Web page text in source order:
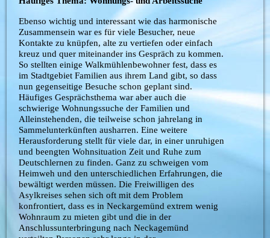
Ebenso wichtig und interessant wie das harmonische
Zusammensein war es für viele Besucher, neue
Kontakte zu knüpfen, alte zu vertiefen oder einfach
kreuz und quer miteinander ins Gespräch zu kommen.
So stellten einige Walkmühlenbewohner fest, dass es
im Stadtgebiet Familien aus ihrem Land gibt, so dass
nun gegenseitige Besuche schon geplant sind.
Häufiges Gesprächsthema war aber auch die
schwierige Wohnungssuche der Familien und
Alleinstehenden, die teilweise schon jahrelang in
Sammelunterkünften ausharren. Eine weitere
Herausforderung stellt für viele dar, in einer unruhigen
und beengten Wohnsituation Zeit und Ruhe zum
Deutschlernen zu finden. Ganz zu schweigen vom
Heimweh und den unterschiedlichen Erfahrungen, die
bewältigt werden müssen. Die Freiwilligen des
Asylkreises sehen sich oft mit dem Problem
konfrontiert, dass es in Neckargemünd extrem wenig
Wohnraum zu mieten gibt und die in der
Anschlussunterbringung nach Neckagemünd